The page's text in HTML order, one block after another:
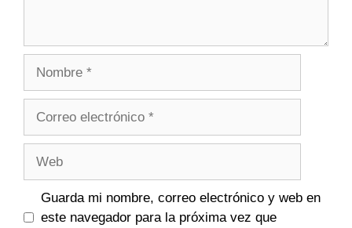
Guarda mi nombre, correo electrónico y web en
este navegador para la próxima vez que